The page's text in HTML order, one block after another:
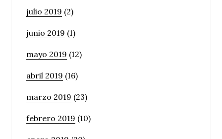
julio 2019 (2)
junio 2019 (1)
mayo 2019 (12)
abril 2019 (16)
marzo 2019 (23)
febrero 2019 (10)